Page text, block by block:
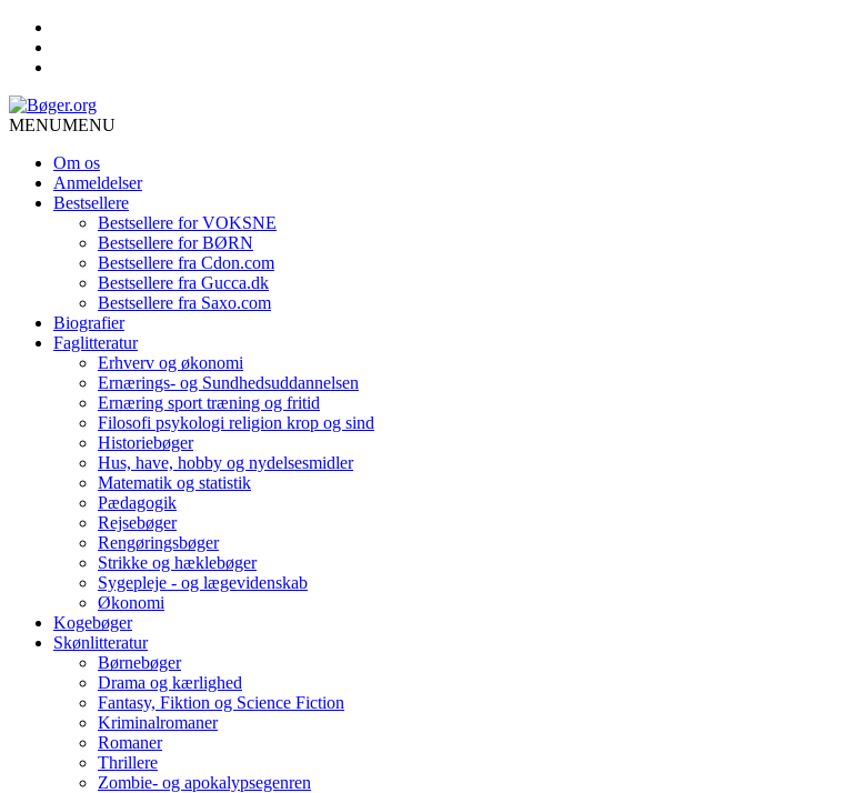
MENUMENU
Om os
Anmeldelser
Bestsellere
Bestsellere for VOKSNE
Bestsellere for BØRN
Bestsellere fra Cdon.com
Bestsellere fra Gucca.dk
Bestsellere fra Saxo.com
Biografier
Faglitteratur
Erhverv og økonomi
Ernærings- og Sundhedsuddannelsen
Ernæring sport træning og fritid
Filosofi psykologi religion krop og sind
Historiebøger
Hus, have, hobby og nydelsesmidler
Matematik og statistik
Pædagogik
Rejsebøger
Rengøringsbøger
Strikke og hæklebøger
Sygepleje - og lægevidenskab
Økonomi
Kogebøger
Skønlitteratur
Børnebøger
Drama og kærlighed
Fantasy, Fiktion og Science Fiction
Kriminalromaner
Romaner
Thrillere
Zombie- og apokalypsegenren